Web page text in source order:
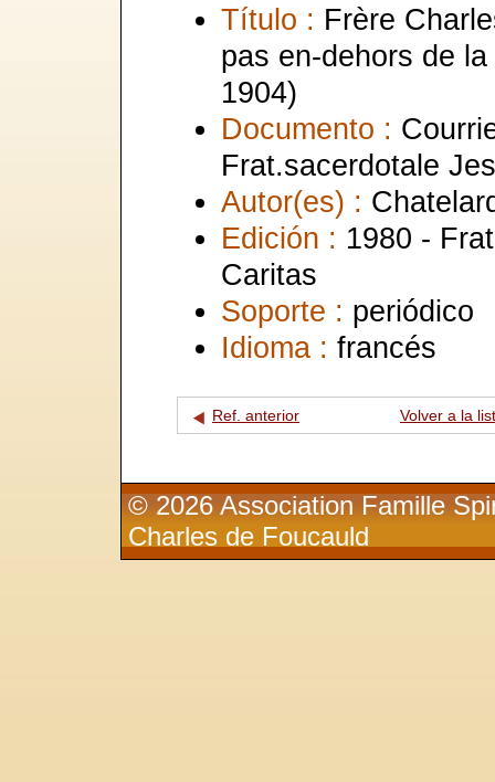
Título : Frère
pas en-dehors de
1904)
Documento :
Frat.sacerdotale
Autor(es) :
Edición : 1980 -
Caritas
Soporte : periódico
Idioma : francés
Ref. anterior Volver a la
© 2026 Association Famille
Charles de Foucauld